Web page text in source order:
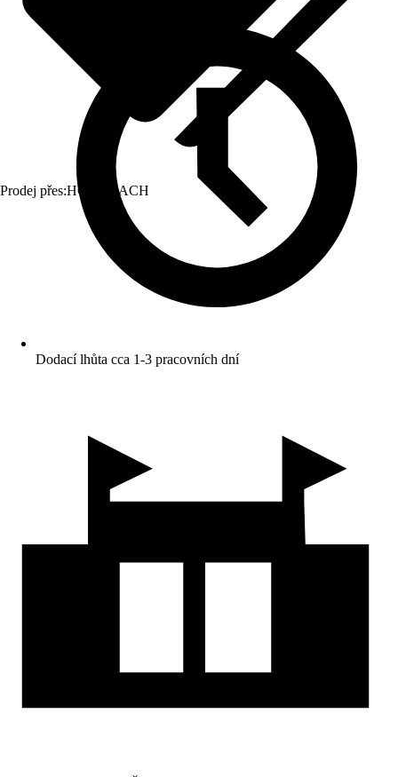
Prodej přes:HORNBACH
Dodací lhůta cca 1-3 pracovních dní